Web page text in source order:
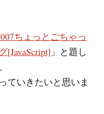
ちょっとごちゃっ
[JavaScript] 」と題し
ていきたいと思いま